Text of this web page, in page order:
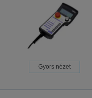
Gyors nézet